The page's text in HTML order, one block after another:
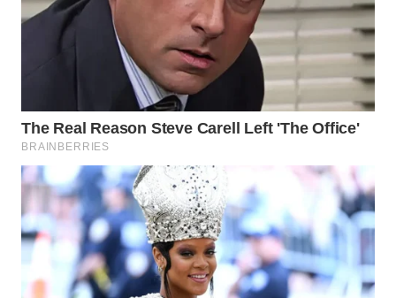
BINTAN
WN
LIKUPANG
WN
LABUANBAJO
BORNEO